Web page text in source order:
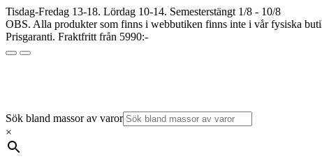
Tisdag-Fredag 13-18. Lördag 10-14. Semesterstängt 1/8 - 10/8
OBS. Alla produkter som finns i webbutiken finns inte i vår fysiska
Prisgaranti. Fraktfritt från 5990:-
Sök bland massor av varor
×